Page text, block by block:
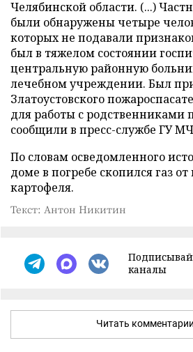
Челябинской области. (...)
были обнаружены четыре
которых не подавали
был в тяжелом состоянии
центральную районную
лечебном учреждении. Был
Златоустовского
для работы с родственниками
сообщили в пресс-службе ГУ
По словам осведомленного
доме в погребе скопился газ от
картофеля.
Текст: Антон Никитин
каналы
Читать комментарии